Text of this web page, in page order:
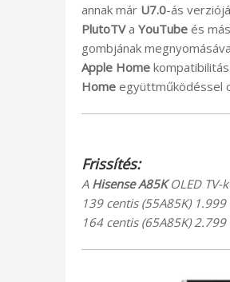
annak már U7.0-ás
PlutoTVa YouTube és
gombjának
Apple Home
Home együttműködéssel
Frissítés:
A Hisense A85KOLED TV-
139 centis (55A85K)
164 centis (65A85K)